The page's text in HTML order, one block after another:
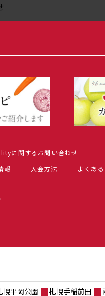
に関するお問い合わせ
報 入会方法 よくあ
幌平岡公園 札幌手稲前田